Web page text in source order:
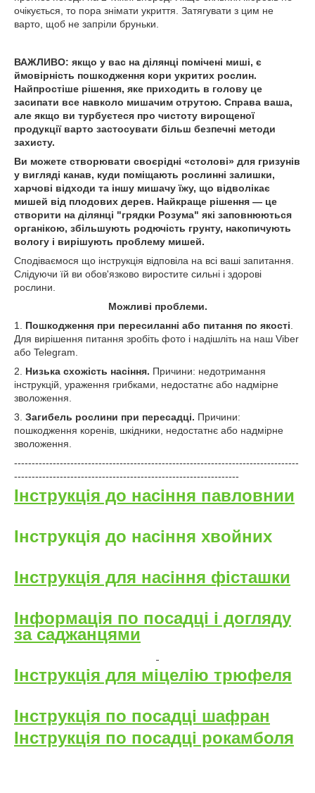
очікується, то пора знімати укриття. Затягувати з цим не
варто, щоб не запріли бруньки.
ВАЖЛИВО: якщо у вас на ділянці помічені миші, є
ймовірність пошкодження кори укритих рослин.
Найпростіше рішення, яке приходить в голову це
засипати все навколо мишачим отрутою. Справа ваша,
але якщо ви турбуєтеся про чистоту вирощеної
продукції варто застосувати більш безпечні методи
захисту.
Ви можете створювати своєрідні «столові» для гризунів
у вигляді канав, куди поміщають рослинні залишки,
харчові відходи та іншу мишачу їжу, що відволікає
мишей від плодових дерев. Найкраще рішення — це
створити на ділянці "грядки Розума" які заповнюються
органікою, збільшують родючість грунту, накопичують
вологу і вирішують проблему мишей.
Сподіваємося що інструкція відповіла на всі ваші запитання.
Слідуючи їй ви обов'язково виростите сильні і здорові
рослини.
Можливі проблеми.
1. Пошкодження при пересиланні або питання по якості
Для вирішення питання зробіть фото і надішліть на наш Viber
або Telegram.
2. Низька схожість насіння. Причини: недотримання
інструкцій, ураження грибками, недостатнє або надмірне
зволоження.
3. Загибель рослини при пересадці. Причини:
пошкодження коренів, шкідники, недостатнє або надмірне
зволоження.
---------------------------------------------------------------------------------
----------------------------------------------------------------
Інструкція до насіння павловнии
Інструкція до насіння хвойних
Інструкція для насіння фісташки
Інформація по посадці і догляду
за саджанцями
Інструкція для міцелію трюфеля
Інструкція по посадці шафран
Інструкція по посадці рокамболя